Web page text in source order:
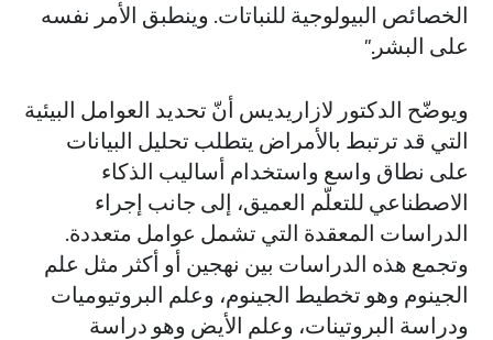
الخصائص البيولوجية للنباتات. وينطبق الأمر نفسه
على البشر."
ويوضّح الدكتور لازاريديس أنّ تحديد العوامل البيئية
التي قد ترتبط بالأمراض يتطلب تحليل البيانات
على نطاق واسع واستخدام أساليب الذكاء
الاصطناعي للتعلّم العميق، إلى جانب إجراء
الدراسات المعقدة التي تشمل عوامل متعددة.
وتجمع هذه الدراسات بين نهجين أو أكثر مثل علم
الجينوم وهو تخطيط الجينوم، وعلم البروتيوميات
ودراسة البروتينات، وعلم الأيض وهو دراسة